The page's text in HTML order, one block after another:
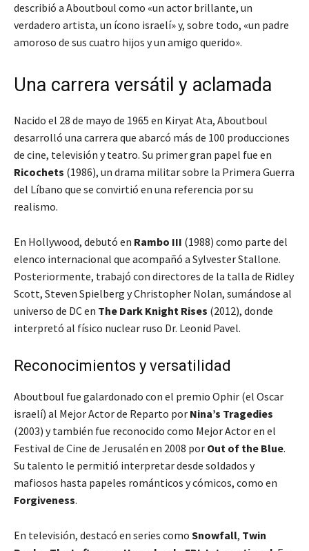
describió a Aboutboul como «un actor brillante, un
verdadero artista, un ícono israelí» y, sobre todo, «un padre
amoroso de sus cuatro hijos y un amigo querido».
Una carrera versátil y aclamada
Nacido el 28 de mayo de 1965 en Kiryat Ata, Aboutboul
desarrolló una carrera que abarcó más de 100 producciones
de cine, televisión y teatro. Su primer gran papel fue en
Ricochets (1986), un drama militar sobre la Primera Guerra
del Líbano que se convirtió en una referencia por su
realismo.
En Hollywood, debutó en Rambo III (1988) como parte del
elenco internacional que acompañó a Sylvester Stallone.
Posteriormente, trabajó con directores de la talla de Ridley
Scott, Steven Spielberg y Christopher Nolan, sumándose al
universo de DC en The Dark Knight Rises (2012), donde
interpretó al físico nuclear ruso Dr. Leonid Pavel.
Reconocimientos y versatilidad
Aboutboul fue galardonado con el premio Ophir (el Oscar
israelí) al Mejor Actor de Reparto por Nina’s Tragedies
(2003) y también fue reconocido como Mejor Actor en el
Festival de Cine de Jerusalén en 2008 por Out of the Blue.
Su talento le permitió interpretar desde soldados y
mafiosos hasta papeles románticos y cómicos, como en
Forgiveness.
En televisión, destacó en series como Snowfall, Twin